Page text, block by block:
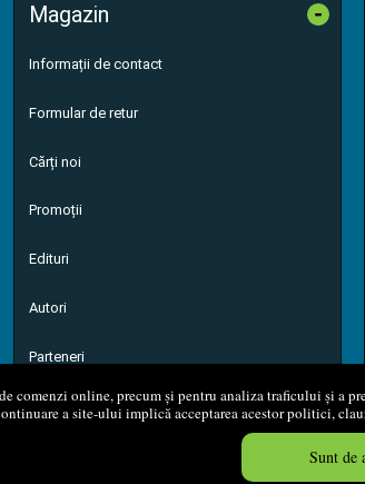
comenzi online, precum și pentru analiza traficului și a
a site-ului implică acceptarea acestor politici,
Sunt de
Magazin -
Informații de contact
Formular de retur
Cărți noi
Promoții
Edituri
Autori
Parteneri
© 2008 - 2026 S.C. M.G. Net Distribution
Created in